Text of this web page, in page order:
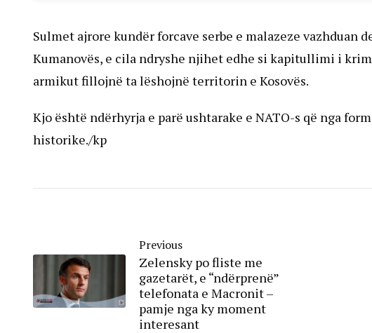
Sulmet ajrore kundër forcave serbe e malazeze vazhduan
Kumanovës, e cila ndryshe njihet edhe si kapitullimi i
armikut fillojnë ta lëshojnë territorin e Kosovës.
Kjo është ndërhyrja e parë ushtarake e NATO-s që nga
historike./kp
Previous
Zelensky po fliste me
gazetarët, e “ndërprenë”
telefonata e Macronit –
pamje nga ky moment
interesant